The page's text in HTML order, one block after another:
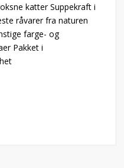
katter Suppekraft i
råvarer fra naturen
farge- og
Pakket i